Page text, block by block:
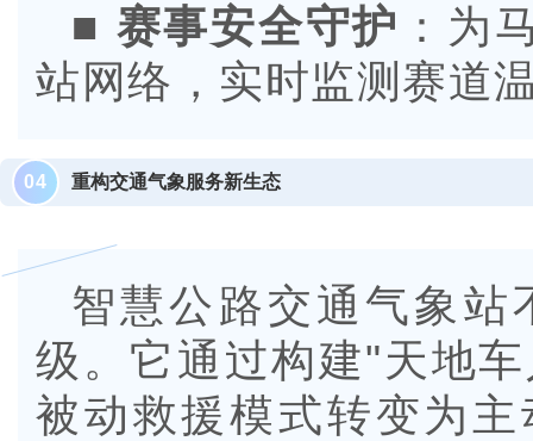
■ 赛事安全守护 ：为
站网络，实时监测赛道
04 重构交通气象服务新生态
智慧公路交通气象站
级。它通过构建"天地
被动救援模式转变为